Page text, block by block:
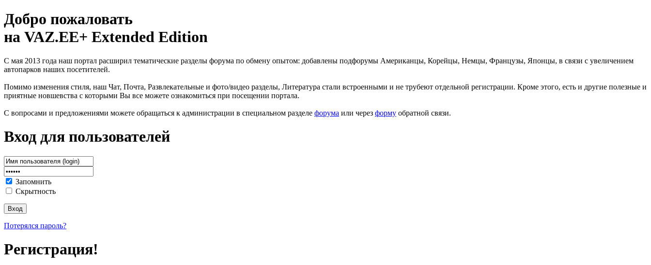
Добро пожаловать
на VAZ.EE+ Extended Edition
С мая 2013 года наш портал расширил тематические разделы форума по обмену опытом: добавлены подфорумы Американцы, Корейцы, Немцы, Французы, Японцы, в связи с увеличением
автопарков наших посетителей.
Помимо изменения стиля, наш Чат, Почта, Развлекательные и фото/видео разделы, Литература стали встроенными и не трубеют отдельной регистрации. Кроме этого, есть и другие полезные и
приятные новшевства с которыми Вы все можете ознакомиться при посещении портала.
С вопросами и предложениями можете обращаться к администрации в специальном разделе форума или через форму обратной связи.
Вход для пользователей
Запомнить
Скрытность
Потерялся пароль?
Регистрация!